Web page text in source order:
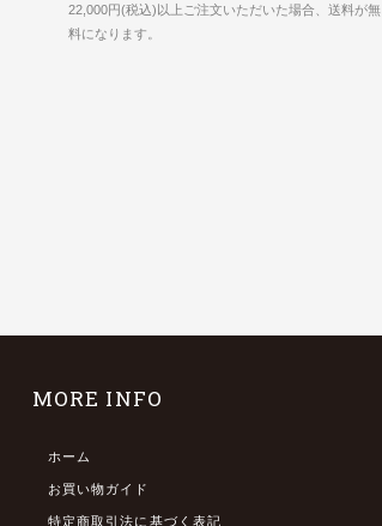
22,000円(税込)以上ご注文いただいた場合、送料が無
料になります。
MORE INFO
ホーム
お買い物ガイド
特定商取引法に基づく表記